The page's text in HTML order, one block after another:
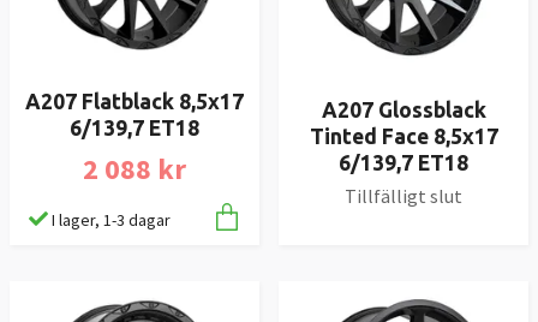
A207 Flatblack 8,5x17
6/139,7 ET18
2 088 kr
I lager, 1-3 dagar
A207 Glossblack
Tinted Face 8,5x17
6/139,7 ET18
Tillfälligt slut